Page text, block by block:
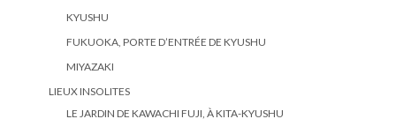
KYUSHU
FUKUOKA, PORTE D’ENTRÉE DE KYUSHU
MIYAZAKI
LIEUX INSOLITES
LE JARDIN DE KAWACHI FUJI, À KITA-KYUSHU